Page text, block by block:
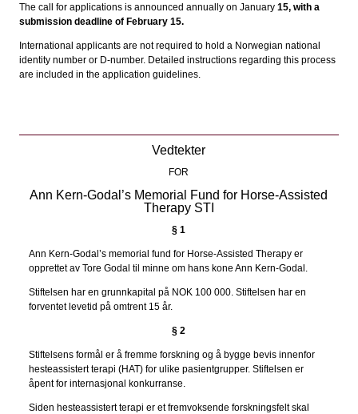
The call for applications is announced annually on January 15, with a
submission deadline of February 15.
International applicants are not required to hold a Norwegian national
identity number or D-number. Detailed instructions regarding this process
are included in the application guidelines.
Vedtekter
FOR
Ann Kern-Godal’s Memorial Fund for Horse-Assisted
Therapy STI
§ 1
Ann Kern-Godal’s memorial fund for Horse-Assisted Therapy er
opprettet av Tore Godal til minne om hans kone Ann Kern-Godal.
Stiftelsen har en grunnkapital på NOK 100 000. Stiftelsen har en
forventet levetid på omtrent 15 år.
§ 2
Stiftelsens formål er å fremme forskning og å bygge bevis innenfor
hesteassistert terapi (HAT) for ulike pasientgrupper. Stiftelsen er
åpent for internasjonal konkurranse.
Siden hesteassistert terapi er et fremvoksende forskningsfelt skal